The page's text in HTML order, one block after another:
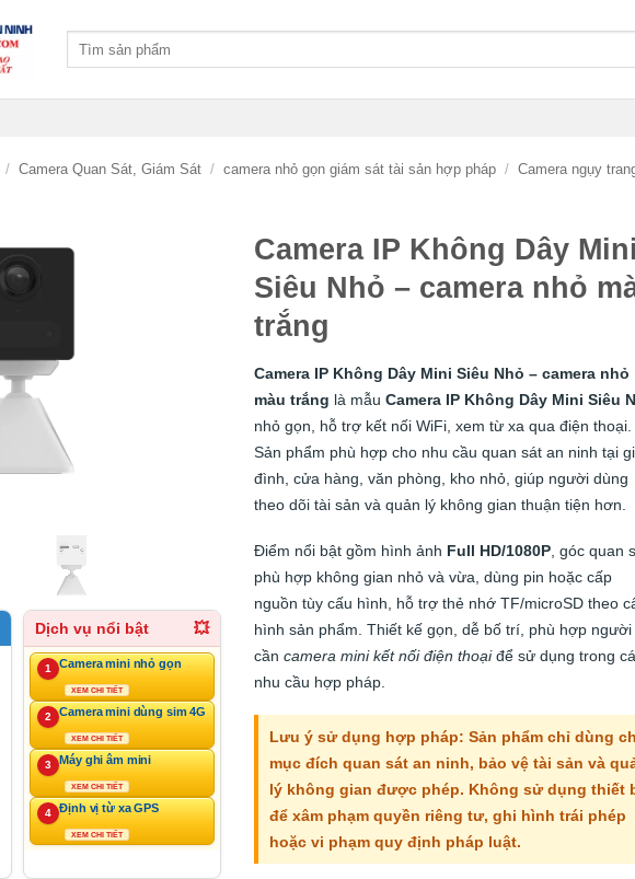
/ Camera Quan Sát, Giám Sát / camera nhỏ gọn giám sát tài sản hợp pháp / Camera ngụy
Dịch vụ nổi bật 💥
1 Camera mini nhỏ gọn
XEM CHI TIẾT
2 Camera mini dùng sim 4G
XEM CHI TIẾT
3 Máy ghi âm mini
XEM CHI TIẾT
4 Định vị từ xa GPS
XEM CHI TIẾT
Camera IP Không Dây Mini
Siêu Nhỏ – camera nhỏ
trắng
Camera IP Không Dây Mini Siêu Nhỏ – camera nhỏ
màu trắng là mẫu Camera IP Không Dây Mini Siêu
nhỏ gọn, hỗ trợ kết nối WiFi, xem từ xa qua điện thoại.
Sản phẩm phù hợp cho nhu cầu quan sát an ninh tại
đình, cửa hàng, văn phòng, kho nhỏ, giúp người dùng
theo dõi tài sản và quản lý không gian thuận tiện hơn.
Điểm nổi bật gồm hình ảnh Full HD/1080P, góc quan
phù hợp không gian nhỏ và vừa, dùng pin hoặc cấp
nguồn tùy cấu hình, hỗ trợ thẻ nhớ TF/microSD theo
hình sản phẩm. Thiết kế gọn, dễ bố trí, phù hợp người
cần camera mini kết nối điện thoạiđể sử dụng trong
nhu cầu hợp pháp.
Lưu ý sử dụng hợp pháp: Sản phẩm chỉ dùng
mục đích quan sát an ninh, bảo vệ tài sản và
lý không gian được phép. Không sử dụng thiết
để xâm phạm quyền riêng tư, ghi hình trái phép
hoặc vi phạm quy định pháp luật.